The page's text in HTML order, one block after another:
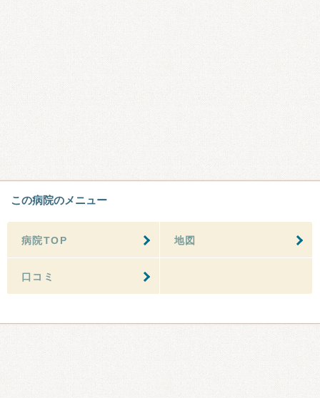
この病院のメニュー
病院TOP 地図
口コミ